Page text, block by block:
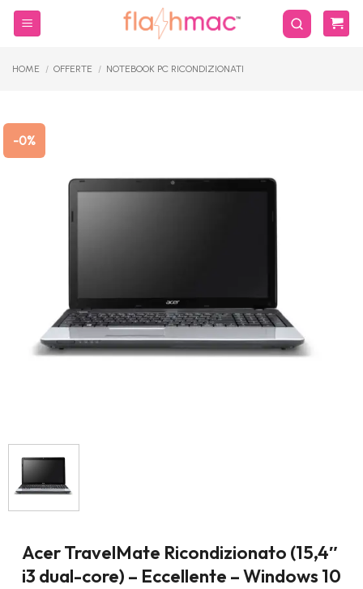
Salta
HOME / OFFERTE / NOTEBOOK PC RICONDIZIONATI
-0%
Acer TravelMate Ricondizionato (15,4″
i3 dual-core) – Eccellente – Windows 10